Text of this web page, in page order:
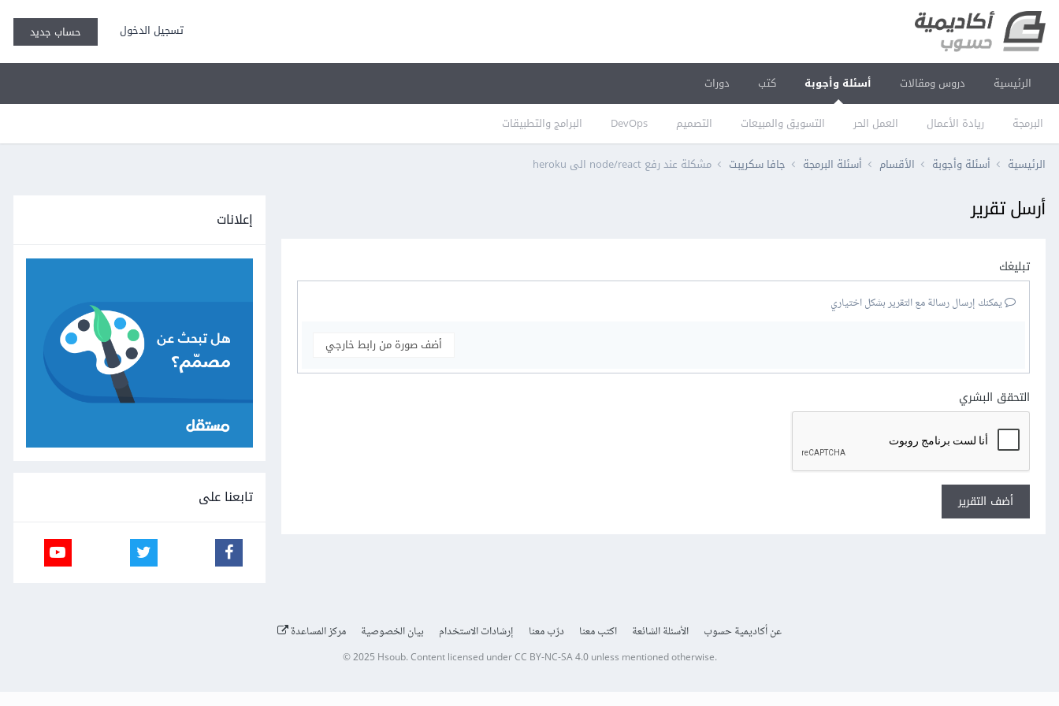
تسجيل الدخول حساب جديد
الرئيسية دروس ومقالات أسئلة وأجوبة
البرمجة ريادة الأعمال العمل الحر التسويق والمبيعات التصميم DevOps البرامج والتطبيقات
كتب دورات
الرئيسية أسئلة وأجوبة الأقسام أسئلة البرمجة جافا سكريبت مشكلة عند رفع node/react الى heroku
أرسل تقرير
تبليغك
يمكنك إرسال رسالة مع التقرير بشكل اختياري
أضف صورة من رابط خارجي
التحقق البشري
أضف التقرير
إعلانات
تابعنا على
عن أكاديمية حسوب الأسئلة الشائعة اكتب معنا درّب معنا إرشادات الاستخدام بيان الخصوصية مركز المساعدة
© 2025 Hsoub.Content licensed underCC BY-NC-SA 4.0unless mentioned otherwise.